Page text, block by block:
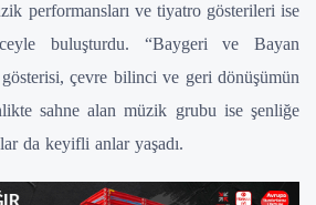
performansları ve tiyatro gösterileri ise
buluşturdu. “Baygeri ve Bayan
çevre bilinci ve geri dönüşümün
sahne alan müzik grubu ise şenliğe
da keyifli anlar yaşadı.